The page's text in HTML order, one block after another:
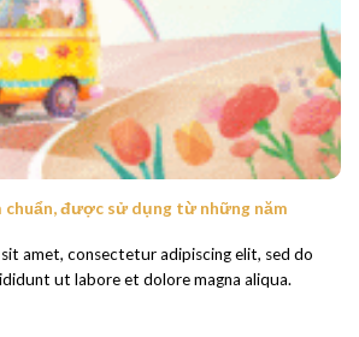
chuẩn, được sử dụng từ những năm
amet, consectetur adipiscing elit, sed do
ut labore et dolore magna aliqua.